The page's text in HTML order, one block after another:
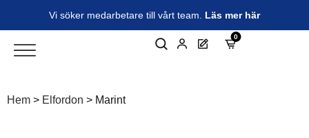
Vi söker medarbetare till vårt team. Läs mer här
0
Hem > Elfordon > Marint